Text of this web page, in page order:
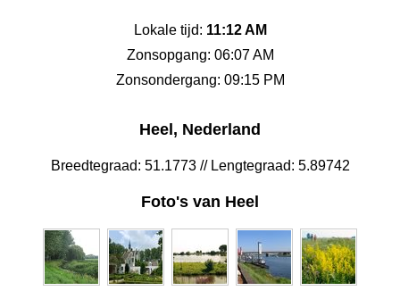
Lokale tijd: 11:12 AM
Zonsopgang: 06:07 AM
Zonsondergang: 09:15 PM
Heel, Nederland
Breedtegraad: 51.1773 // Lengtegraad: 5.89742
Foto's van Heel